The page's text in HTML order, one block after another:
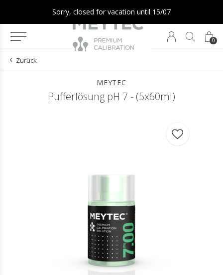
0
Sorry, closed for vacation until 15/07
Zurück
MEYTEC
Pufferlösung pH 7 - (5x60ml)